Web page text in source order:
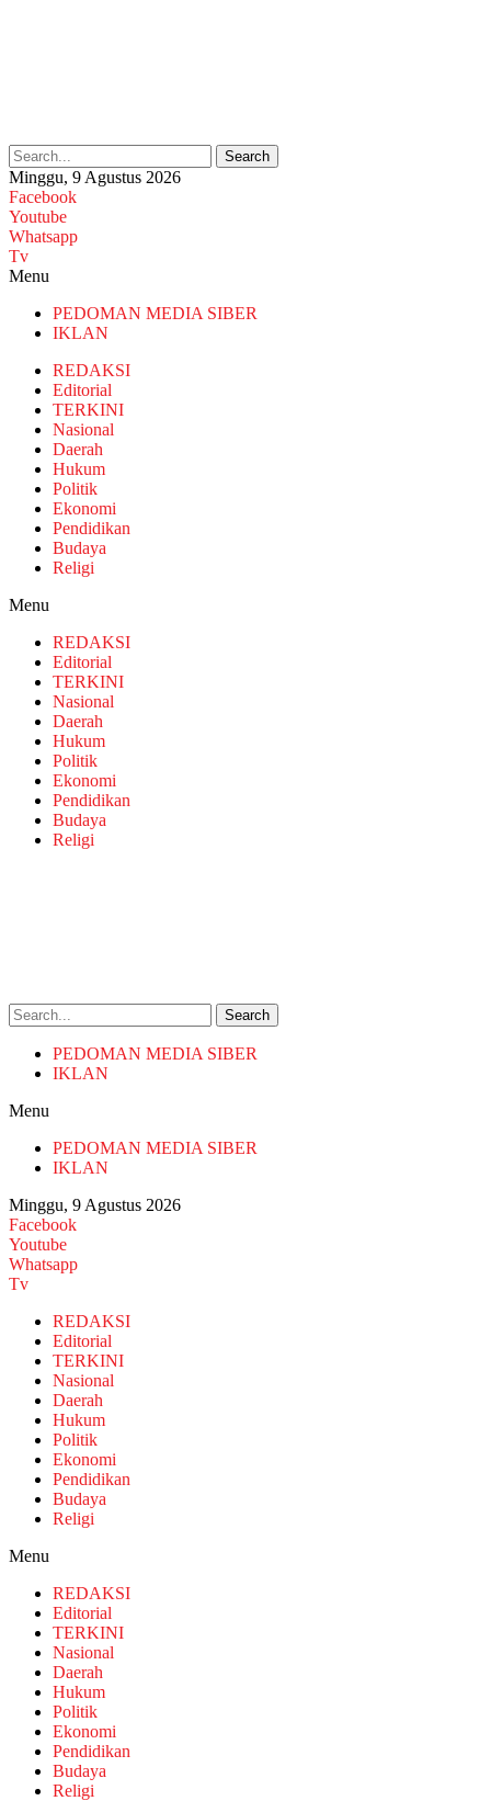
Search
Minggu, 9 Agustus 2026
Facebook
Youtube
Whatsapp
Tv
Menu
PEDOMAN MEDIA SIBER
IKLAN
REDAKSI
Editorial
TERKINI
Nasional
Daerah
Hukum
Politik
Ekonomi
Pendidikan
Budaya
Religi
Menu
REDAKSI
Editorial
TERKINI
Nasional
Daerah
Hukum
Politik
Ekonomi
Pendidikan
Budaya
Religi
Search
PEDOMAN MEDIA SIBER
IKLAN
Menu
PEDOMAN MEDIA SIBER
IKLAN
Minggu, 9 Agustus 2026
Facebook
Youtube
Whatsapp
Tv
REDAKSI
Editorial
TERKINI
Nasional
Daerah
Hukum
Politik
Ekonomi
Pendidikan
Budaya
Religi
Menu
REDAKSI
Editorial
TERKINI
Nasional
Daerah
Hukum
Politik
Ekonomi
Pendidikan
Budaya
Religi